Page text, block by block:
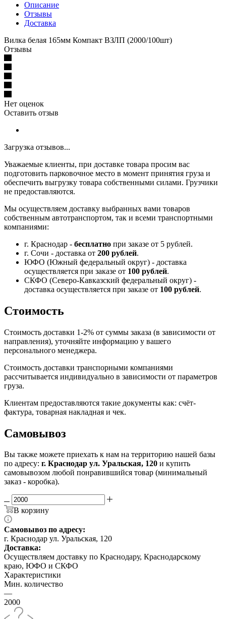
Описание
Отзывы
Доставка
Вилка белая 165мм Компакт ВЗЛП (2000/100шт)
Отзывы
Нет оценок
Оставить отзыв
Загрузка отзывов...
Уважаемые клиенты, при доставке товара просим вас
подготовить парковочное место в момент принятия груза и
обеспечить выгрузку товара собственными силами. Грузчики
не предоставляются.
Мы осуществляем доставку выбранных вами товаров
собственным автотранспортом, так и всеми транспортными
компаниями:
г. Краснодар - бесплатно при заказе от 5 рублей.
г. Сочи - доставка от 200 рублей.
ЮФО (Южный федеральный округ) - доставка
осуществляется при заказе от 100 рублей.
СКФО (Северо-Кавказский федеральный округ) -
доставка осуществляется при заказе от 100 рублей.
Стоимость
Стоимость доставки 1-2% от суммы заказа (в зависимости от
направления), уточняйте информацию у вашего
персонального менеджера.
Стоимость доставки транспорными компаниями
рассчитывается индивидуально в зависимости от параметров
груза.
Клиентам предоставляются такие документы как: счёт-
фактура, товарная накладная и чек.
Самовывоз
Вы также можете приехать к нам на территорию нашей базы
по адресу: г. Краснодар ул. Уральская, 120 и купить
самовывозом любой понравившийся товар (минимальный
заказ - коробка).
В корзину
Самовывоз по адресу:
г. Краснодар ул. Уральская, 120
Доставка:
Осуществляем доставку по Краснодару, Краснодарскому
краю, ЮФО и СКФО
Характеристики
Мин. количество
—
2000